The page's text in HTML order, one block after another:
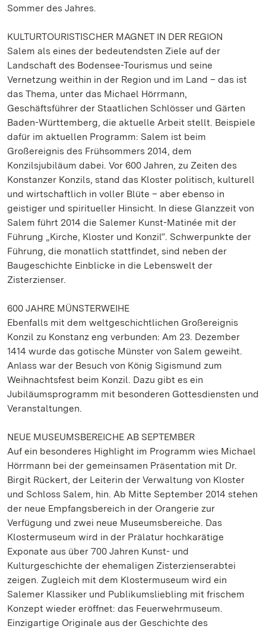
Sommer des Jahres.
KULTURTOURISTISCHER MAGNET IN DER REGION
Salem als eines der bedeutendsten Ziele auf der
Landschaft des Bodensee-Tourismus und seine
Vernetzung weithin in der Region und im Land – das ist
das Thema, unter das Michael Hörrmann,
Geschäftsführer der Staatlichen Schlösser und Gärten
Baden-Württemberg, die aktuelle Arbeit stellt. Beispiele
dafür im aktuellen Programm: Salem ist beim
Großereignis des Frühsommers 2014, dem
Konzilsjubiläum dabei. Vor 600 Jahren, zu Zeiten des
Konstanzer Konzils, stand das Kloster politisch, kulturell
und wirtschaftlich in voller Blüte – aber ebenso in
geistiger und spiritueller Hinsicht. In diese Glanzzeit von
Salem führt 2014 die Salemer Kunst-Matinée mit der
Führung „Kirche, Kloster und Konzil“. Schwerpunkte der
Führung, die monatlich stattfindet, sind neben der
Baugeschichte Einblicke in die Lebenswelt der
Zisterzienser.
600 JAHRE MÜNSTERWEIHE
Ebenfalls mit dem weltgeschichtlichen Großereignis
Konzil zu Konstanz eng verbunden: Am 23. Dezember
1414 wurde das gotische Münster von Salem geweiht.
Anlass war der Besuch von König Sigismund zum
Weihnachtsfest beim Konzil. Dazu gibt es ein
Jubiläumsprogramm mit besonderen Gottesdiensten und
Veranstaltungen.
NEUE MUSEUMSBEREICHE AB SEPTEMBER
Auf ein besonderes Highlight im Programm wies Michael
Hörrmann bei der gemeinsamen Präsentation mit Dr.
Birgit Rückert, der Leiterin der Verwaltung von Kloster
und Schloss Salem, hin. Ab Mitte September 2014 stehen
der neue Empfangsbereich in der Orangerie zur
Verfügung und zwei neue Museumsbereiche. Das
Klostermuseum wird in der Prälatur hochkarätige
Exponate aus über 700 Jahren Kunst- und
Kulturgeschichte der ehemaligen Zisterzienserabtei
zeigen. Zugleich mit dem Klostermuseum wird ein
Salemer Klassiker und Publikumsliebling mit frischem
Konzept wieder eröffnet: das Feuerwehrmuseum.
Einzigartige Originale aus der Geschichte des